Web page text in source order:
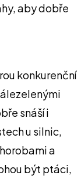
aby dobře
konkurenční
snáší i
u silnic,
a
být ptáci,